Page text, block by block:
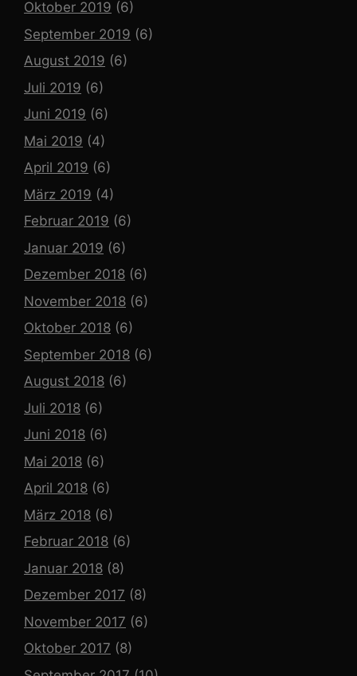
Oktober 2019 (6)
September 2019 (6)
August 2019 (6)
Juli 2019 (6)
Juni 2019 (6)
Mai 2019 (4)
April 2019 (6)
März 2019 (4)
Februar 2019 (6)
Januar 2019 (6)
Dezember 2018 (6)
November 2018 (6)
Oktober 2018 (6)
September 2018 (6)
August 2018 (6)
Juli 2018 (6)
Juni 2018 (6)
Mai 2018 (6)
April 2018 (6)
März 2018 (6)
Februar 2018 (6)
Januar 2018 (8)
Dezember 2017 (8)
November 2017 (6)
Oktober 2017 (8)